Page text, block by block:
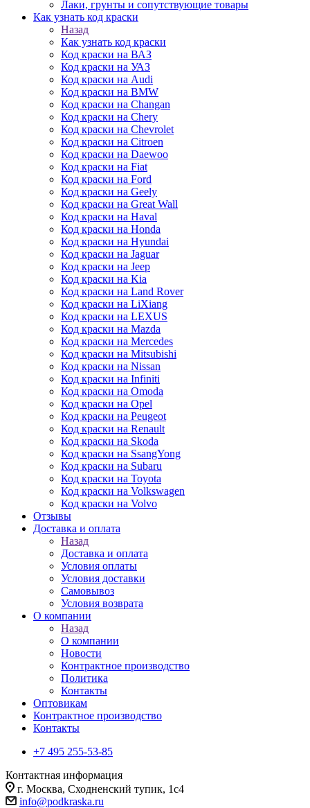
Лаки, грунты и сопутствующие товары
Как узнать код краски
Назад
Как узнать код краски
Код краски на ВАЗ
Код краски на УАЗ
Код краски на Audi
Код краски на BMW
Код краски на Changan
Код краски на Chery
Код краски на Chevrolet
Код краски на Citroen
Код краски на Daewoo
Код краски на Fiat
Код краски на Ford
Код краски на Geely
Код краски на Great Wall
Код краски на Haval
Код краски на Honda
Код краски на Hyundai
Код краски на Jaguar
Код краски на Jeep
Код краски на Kia
Код краски на Land Rover
Код краски на LiXiang
Код краски на LEXUS
Код краски на Mazda
Код краски на Mercedes
Код краски на Mitsubishi
Код краски на Nissan
Код краски на Infiniti
Код краски на Omoda
Код краски на Opel
Код краски на Peugeot
Код краски на Renault
Код краски на Skoda
Код краски на SsangYong
Код краски на Subaru
Код краски на Toyota
Код краски на Volkswagen
Код краски на Volvo
Отзывы
Доставка и оплата
Назад
Доставка и оплата
Условия оплаты
Условия доставки
Самовывоз
Условия возврата
О компании
Назад
О компании
Новости
Контрактное производство
Политика
Контакты
Оптовикам
Контрактное производство
Контакты
+7 495 255-53-85
Контактная информация
г. Москва, Сходненский тупик, 1с4
info@podkraska.ru